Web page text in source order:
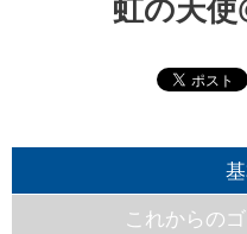
これからの